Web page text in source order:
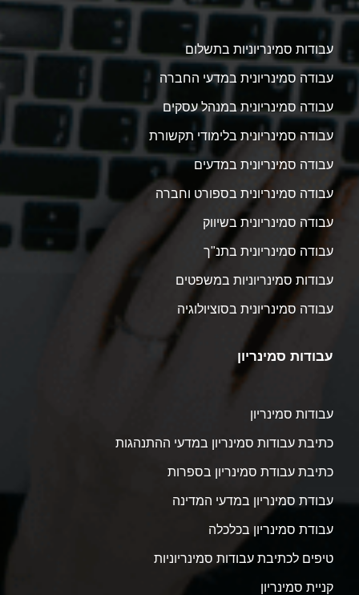
עבודות סמינריוניות בתשלום
עבודה סמינריונית במדעי החברה
עבודה סמינריונית במנהל עסקים
עבודה סמינריונית בלימודי תקשורת
עבודה סמינריונית במדעים
עבודה סמינריונית בספורט וחברה
עבודה סמינריונית בשיווק
עבודה סמינריונית בתנ"ך
עבודות סמינריוניות במשפטים
עבודה סמינריונית בסוציולוגיה
עבודות סמינריון
עבודות סמינריון
כתיבת עבודות סמינריון במדעי ההתנהגות
כתיבת עבודת סמינריון בספרות
עבודת סמינריון במדעי המדינה
עבודת סמינריון בכלכלה
טיפים לכתיבת עבודות סמינריוניות
קניית סמינריון